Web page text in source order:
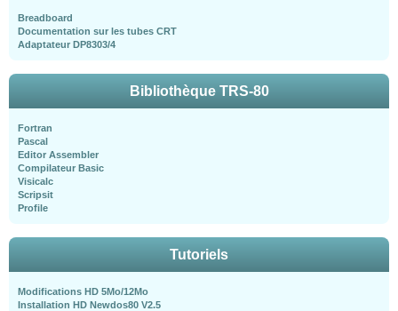
Breadboard
Documentation sur les tubes CRT
Adaptateur DP8303/4
Bibliothèque TRS-80
Fortran
Pascal
Editor Assembler
Compilateur Basic
Visicalc
Scripsit
Profile
Tutoriels
Modifications HD 5Mo/12Mo
Installation HD Newdos80 V2.5